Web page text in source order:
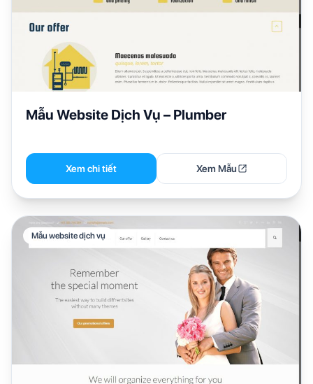
Mẫu Website Dịch Vụ – Plumber
Xem chi tiết Xem Mẫu
Mẫu website dịch vụ